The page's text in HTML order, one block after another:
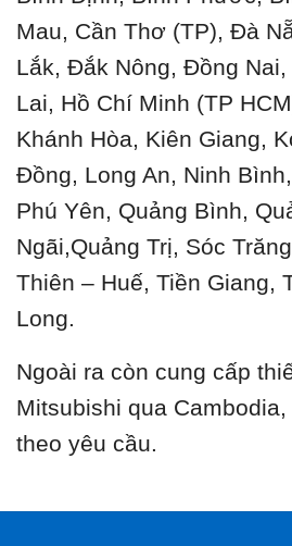
Mau, Cần Thơ (TP), Đà
Lắk, Đắk Nông, Đồng
Lai, Hồ Chí Minh (TP
Khánh Hòa, Kiên Giang,
Đồng, Long An, Ninh
Phú Yên, Quảng Bình,
Ngãi,Quảng Trị, Sóc
Thiên – Huế, Tiền Giang,
Long.
Ngoài ra còn cung cấp
Mitsubishi qua
theo yêu cầu.